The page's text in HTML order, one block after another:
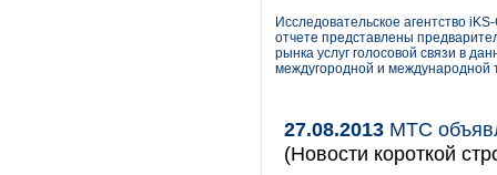
Исследовательское агентство
отчете представлены
рынка услуг голосовой связи в
междугородной и международной
27.08.2013 МТС
(Новости короткой